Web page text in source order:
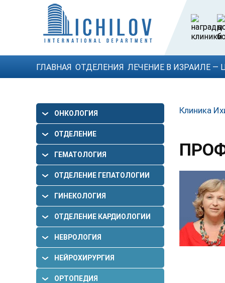
ГЛАВНАЯ ОТДЕЛЕНИЯ ЛЕЧЕНИЕ В ИЗРАИЛЕ —
Клиника
ОНКОЛОГИЯ
ОТДЕЛЕНИЕ
ГАСТРОЭНТЕРОЛОГИИ
ГЕМАТОЛОГИЯ
ОТДЕЛЕНИЕ ГЕПАТОЛОГИИ
ГИНЕКОЛОГИЯ
ОТДЕЛЕНИЕ КАРДИОЛОГИИ
НЕВРОЛОГИЯ
НЕЙРОХИРУРГИЯ
ОРТОПЕДИЯ